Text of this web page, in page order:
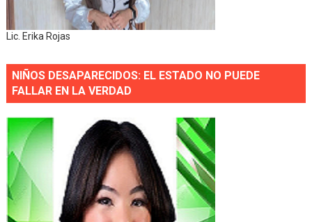
Lic. Erika Rojas
NIÑOS DESAPARECIDOS: EL ESTADO NO PUEDE
FALLAR EN LA VERDAD